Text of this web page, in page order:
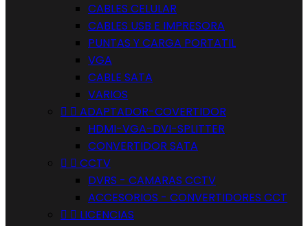
CABLES CELULAR
CABLES USB E IMPRESORA
PUNTAS Y CARGA PORTATIL
VGA
CABLE SATA
VARIOS
  ADAPTADOR-COVERTIDOR
HDMI-VGA-DVI-SPLITTER
CONVERTIDOR SATA
  CCTV
DVRS - CAMARAS CCTV
ACCESORIOS - CONVERTIDORES CCT
  LICENCIAS